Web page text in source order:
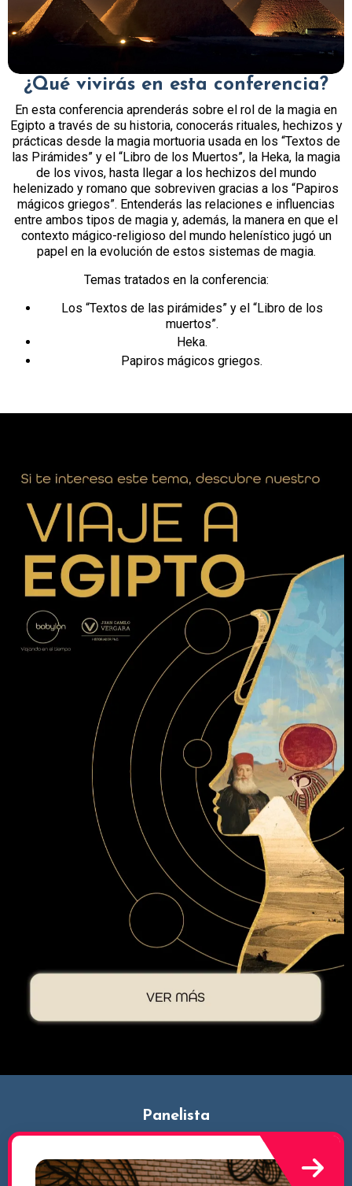
¿Qué vivirás en esta conferencia?
En esta conferencia aprenderás sobre el rol de la magia en
Egipto a través de su historia, conocerás rituales, hechizos y
prácticas desde la magia mortuoria usada en los “Textos de
las Pirámides” y el “Libro de los Muertos”, la Heka, la magia
de los vivos, hasta llegar a los hechizos del mundo
helenizado y romano que sobreviven gracias a los “Papiros
mágicos griegos”. Entenderás las relaciones e influencias
entre ambos tipos de magia y, además, la manera en que el
contexto mágico-religioso del mundo helenístico jugó un
papel en la evolución de estos sistemas de magia.
Temas tratados en la conferencia:
Los “Textos de las pirámides” y el “Libro de los
muertos”.
Heka.
Papiros mágicos griegos.
Panelista